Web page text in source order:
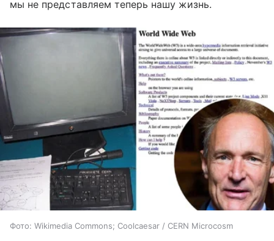
мы не представляем теперь нашу жизнь.
Фото: Wikimedia Commons; Coolcaesar / CERN Microcosm